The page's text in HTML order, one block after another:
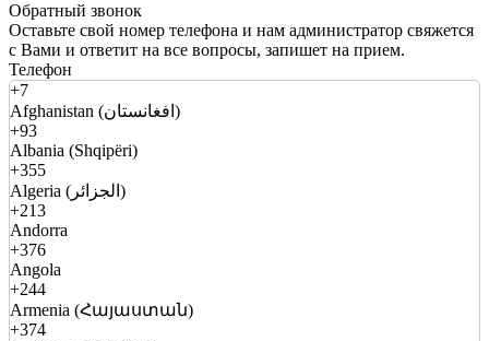
Обратный звонок
Оставьте свой номер телефона и нам администратор свяжется
с Вами и ответит на все вопросы, запишет на прием.
Телефон
+7
Afghanistan (افغانستان)
+93
Albania (Shqipëri)
+355
Algeria (الجزائر)
+213
Andorra
+376
Angola
+244
Armenia (Հայաստան)
+374